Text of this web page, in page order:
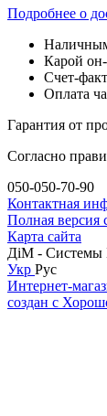
Подробнее о
Карой
Счет-
Оплата
Гарантия от
Согласно
050-050-70-90
Контактная
Полная версия
Карта сайта
ДіМ - Системы
Укр Рус
Интернет-
создан с